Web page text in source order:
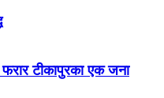
फरार टीकापुरका एक जना